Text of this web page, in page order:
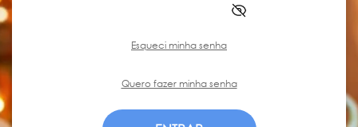
Esqueci minha senha
Quero fazer minha senha